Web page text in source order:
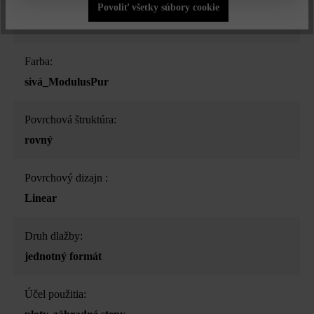
plotová a múrová tvárnica
Farba:
sivá_ModulusPur
Povrchová štruktúra:
rovný
Povrchový dizajn :
Linear
Druh dlažby:
jednotný formát
Účel použitia:
Povoliť všetky súbory cookie